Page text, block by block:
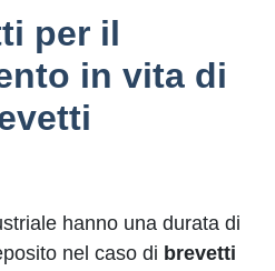
per il
in vita di
hanno una durata di
nel caso di brevetti